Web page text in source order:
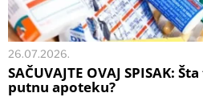
26.07.2026.
SAČUVAJTE OVAJ SPISAK:
putnu apoteku?